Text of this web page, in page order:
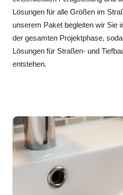
Lösungen für alle Größen im
unserem Paket begleiten wir Sie
der gesamten Projektphase,
Lösungen für Straßen- und
entstehen.